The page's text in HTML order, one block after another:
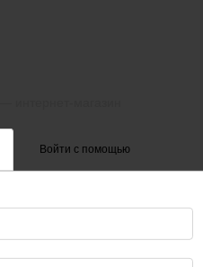
Войти с помощью